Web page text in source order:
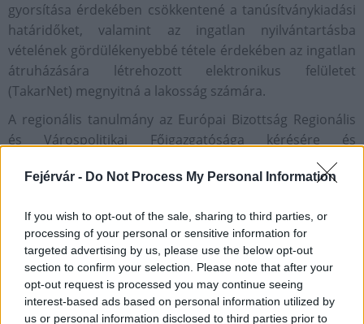
Fejérvár - Do Not Process My Personal Information
If you wish to opt-out of the sale, sharing to third parties, or
processing of your personal or sensitive information for
targeted advertising by us, please use the below opt-out
section to confirm your selection. Please note that after your
opt-out request is processed you may continue seeing
interest-based ads based on personal information utilized by
us or personal information disclosed to third parties prior to
gyorsítása érdekében csökkentené a tanúsítványkiadási
határidőket, valamint az ingatlan nyilvántartásba
vételének gördülékenyebbé tétele érdekében az ingatlan
átruházására létrehozott elektronikus felületet
(TakarNet) megnyitná a lakosság számára.
A regionális tanulmány az Európai Bizottság Regionális
és Várospolitikai Főigazgatósága kérésére és
Forrás: mti
Gazdaság Székesfehérvár vállalkozás
Európai Unió
üzleti környezet
világbank jelentés